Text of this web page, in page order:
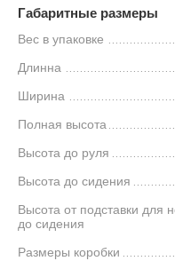
Габаритные размеры
Вес в упаковке
Длинна
Ширина
Полная высота
Высота до руля
Высота до сидения
Высота от подставки для
до сидения
Размеры коробки